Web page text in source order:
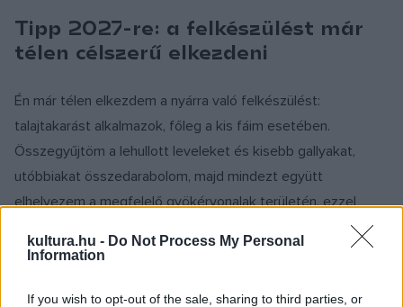
kultura.hu - Do Not Process My Personal
Information
If you wish to opt-out of the sale, sharing to third parties, or
Tipp 2027-re: a felkészülést már
télen célszerű elkezdeni
Én már télen elkezdem a nyárra való felkészülést:
talajtakarást alkalmazok, főleg a kis fáim esetében.
Összegyűjtöm a lehullott leveleket és kisebb gallyakat,
utóbbiakat összedarabolom, majd mindezt együtt
elhelyezem a megfelelő gyökérvonalak területén, ezzel
lefedve azokat. Ez a minimum, amit kertben és balkonon
egyaránt meg kell tennünk a fáink és növényeink érdekében,